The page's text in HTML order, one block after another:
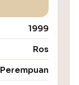
1999
Ros
Perempuan